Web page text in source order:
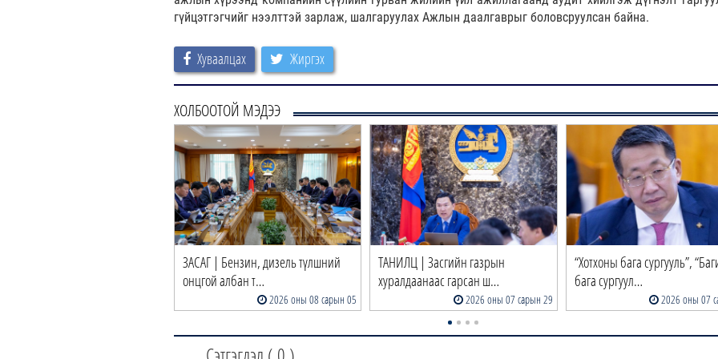
гүйцэтгэгчийг нээлттэй зарлаж, шалгаруулах Ажлын даалгаврыг боловсруулсан байна.
Хуваалцах Жиргэх
ХОЛБООТОЙ МЭДЭЭ
ЗАСАГ | Бензин, дизель түлшний
онцгой албан т…
2026 оны 08 сарын 05
ТАНИЛЦ | Засгийн газрын
хуралдаанаас гарсан ш…
2026 оны 07 сарын 29
“Хотхоны бага сургууль”,
бага сургуул…
2026 оны 07